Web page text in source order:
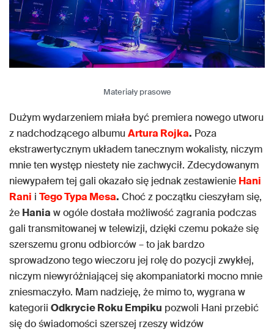
Materiały prasowe
Dużym wydarzeniem miała być premiera nowego utworu
z nadchodzącego albumu Artura Rojka. Poza
ekstrawertycznym układem tanecznym wokalisty, niczym
mnie ten występ niestety nie zachwycił. Zdecydowanym
niewypałem tej gali okazało się jednak zestawienie Hani
Rani i Tego Typa Mesa. Choć z początku cieszyłam się,
że Hania w ogóle dostała możliwość zagrania podczas
gali transmitowanej w telewizji, dzięki czemu pokaże się
szerszemu gronu odbiorców – to jak bardzo
sprowadzono tego wieczoru jej rolę do pozycji zwykłej,
niczym niewyróżniającej się akompaniatorki mocno mnie
zniesmaczyło. Mam nadzieję, że mimo to, wygrana w
kategorii Odkrycie Roku Empiku pozwoli Hani przebić
się do świadomości szerszej rzeszy widzów